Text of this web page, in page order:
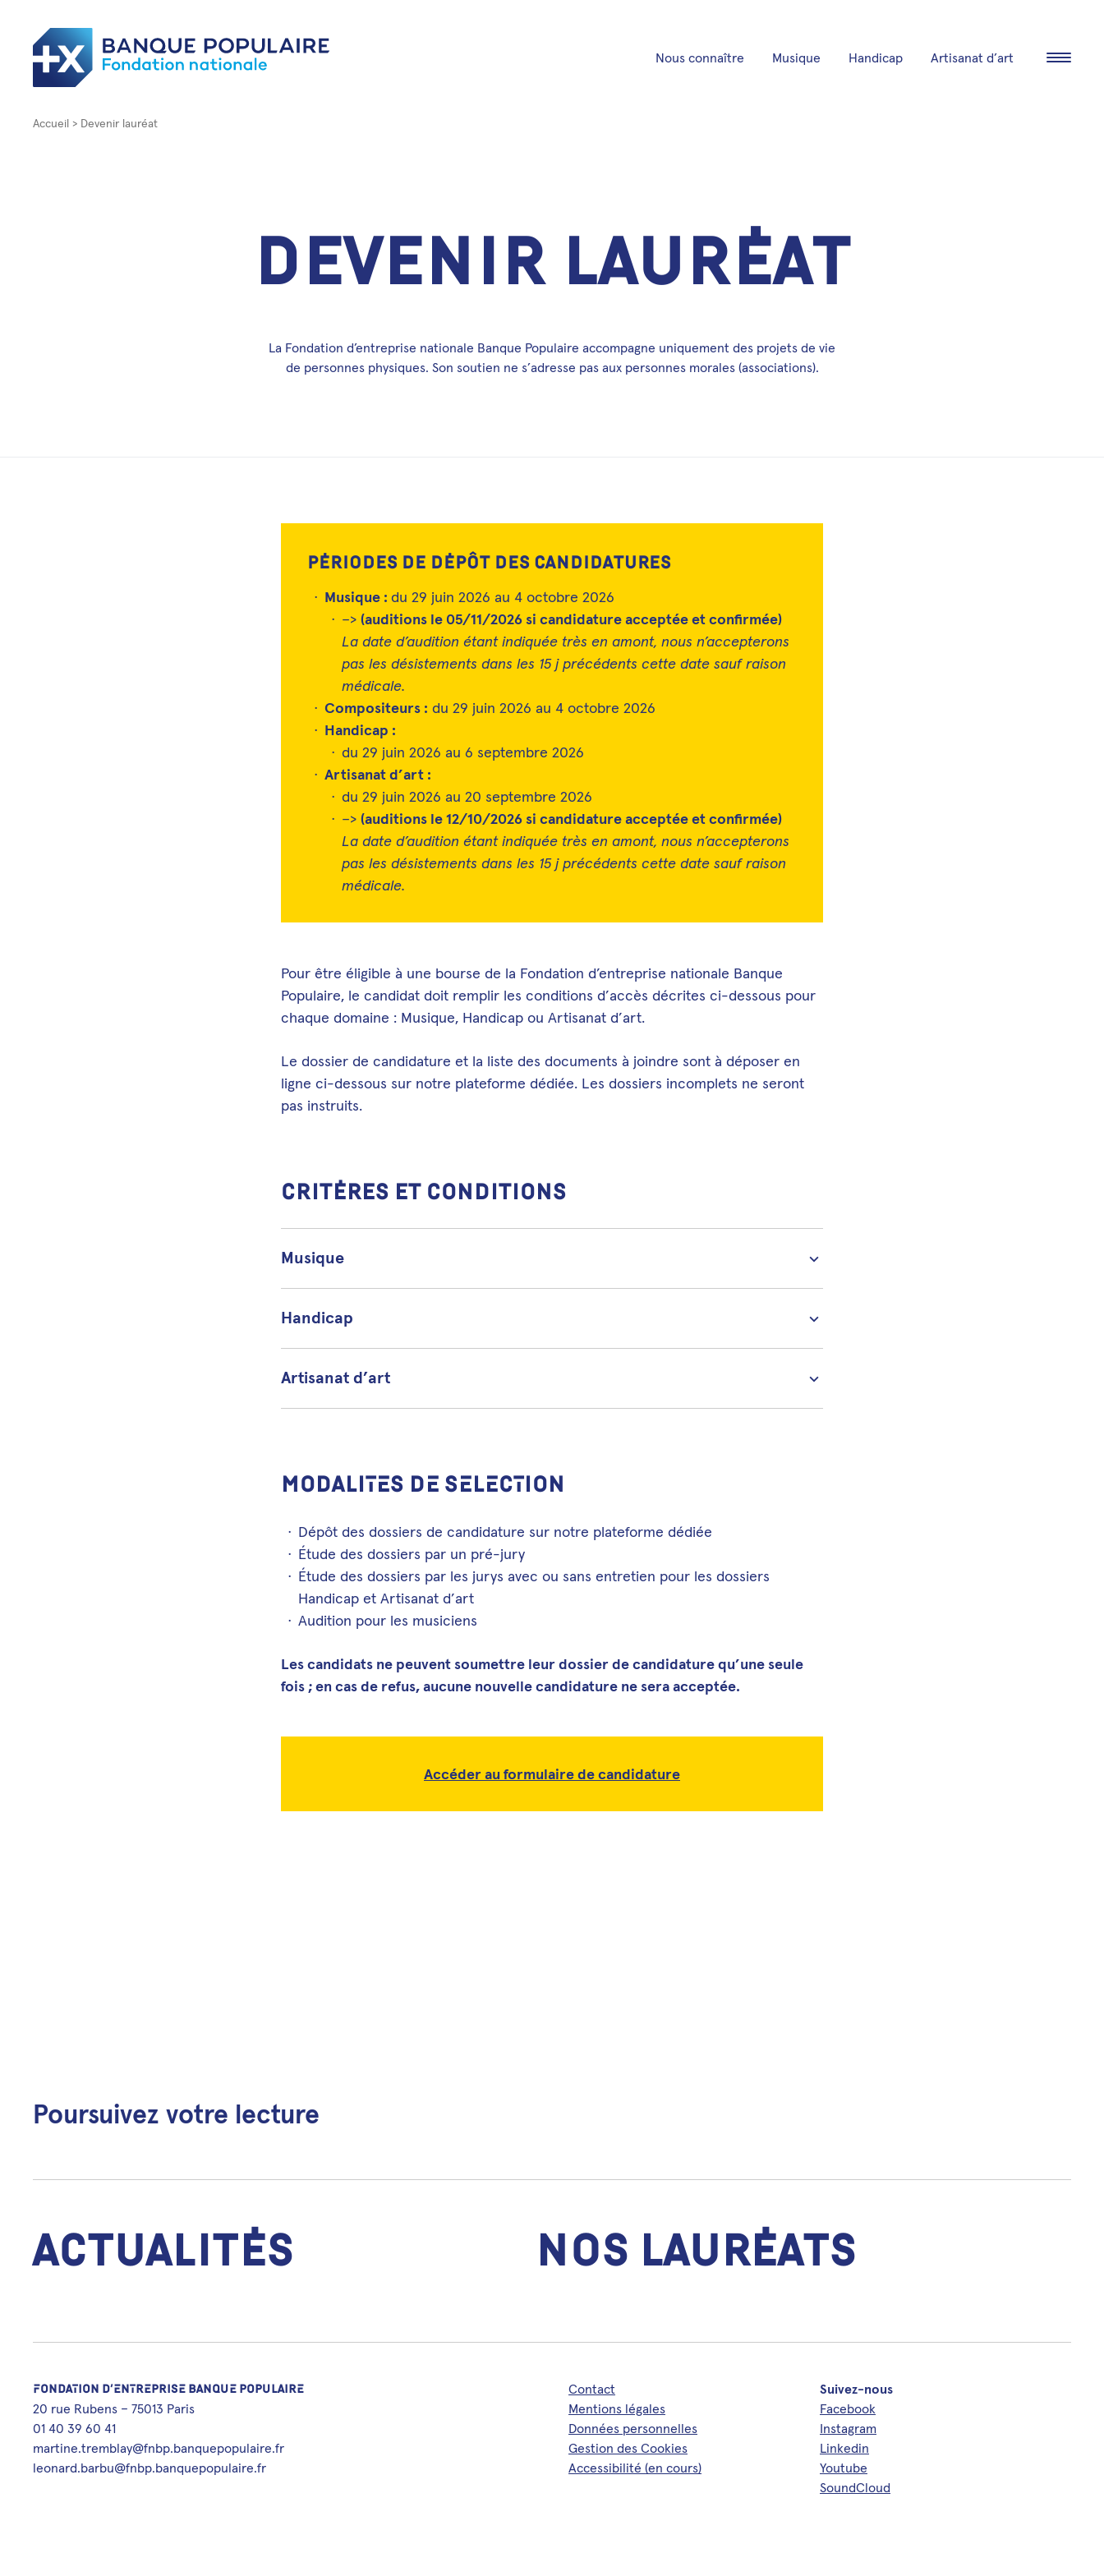
Nous connaître Musique Handicap Artisanat d’art Ouvrir/
Accueil Devenir lauréat
Devenir lauréat
La Fondation d’entreprise nationale Banque Populaire accompagne uniquement des projets de vie
de personnes physiques. Son soutien ne s’adresse pas aux personnes morales (associations).
Périodes de dépôt des candidatures
Musique : du 29 juin 2026 au 4 octobre 2026
–> (auditions le 05/11/2026 si candidature acceptée et confirmée)
La date d’audition étant indiquée très en amont, nous n’accepterons
pas les désistements dans les 15 j précédents cette date sauf raison
médicale.
Compositeurs : du 29 juin 2026 au 4 octobre 2026
Handicap :
du 29 juin 2026 au 6 septembre 2026
Artisanat d’art :
du 29 juin 2026 au 20 septembre 2026
–> (auditions le 12/10/2026 si candidature acceptée et confirmée)
La date d’audition étant indiquée très en amont, nous n’accepterons
pas les désistements dans les 15 j précédents cette date sauf raison
médicale.
Pour être éligible à une bourse de la Fondation d’entreprise nationale Banque
Populaire, le candidat doit remplir les conditions d’accès décrites ci-dessous pour
chaque domaine : Musique, Handicap ou Artisanat d’art.
Le dossier de candidature et la liste des documents à joindre sont à déposer en
ligne ci-dessous sur notre plateforme dédiée. Les dossiers incomplets ne seront
pas instruits.
Critères et conditions
Musique
Handicap
Artisanat d’art
MODALITES DE SELECTION
Dépôt des dossiers de candidature sur notre plateforme dédiée
Étude des dossiers par un pré-jury
Étude des dossiers par les jurys avec ou sans entretien pour les dossiers
Handicap et Artisanat d’art
Audition pour les musiciens
Les candidats ne peuvent soumettre leur dossier de candidature qu’une seule
fois ; en cas de refus, aucune nouvelle candidature ne sera acceptée.
Accéder au formulaire de candidature
Poursuivez votre lecture
Actualités Nos lauréats
FONDATION D’ENTREPRISE BANQUE POPULAIRE
20 rue Rubens – 75013 Paris
01 40 39 60 41
martine.tremblay@fnbp.banquepopulaire.fr
leonard.barbu@fnbp.banquepopulaire.fr
Contact
Mentions légales
Données personnelles
Gestion des Cookies
Accessibilité (en cours)
Suivez-nous
Facebook
Instagram
Linkedin
Youtube
SoundCloud